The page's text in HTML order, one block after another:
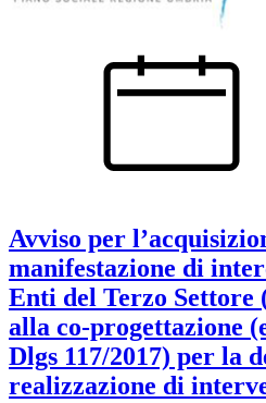
Avviso per
manifestazione di
Enti del Terzo Settore
alla co-progettazione
Dlgs 117/2017) per la
realizzazione di